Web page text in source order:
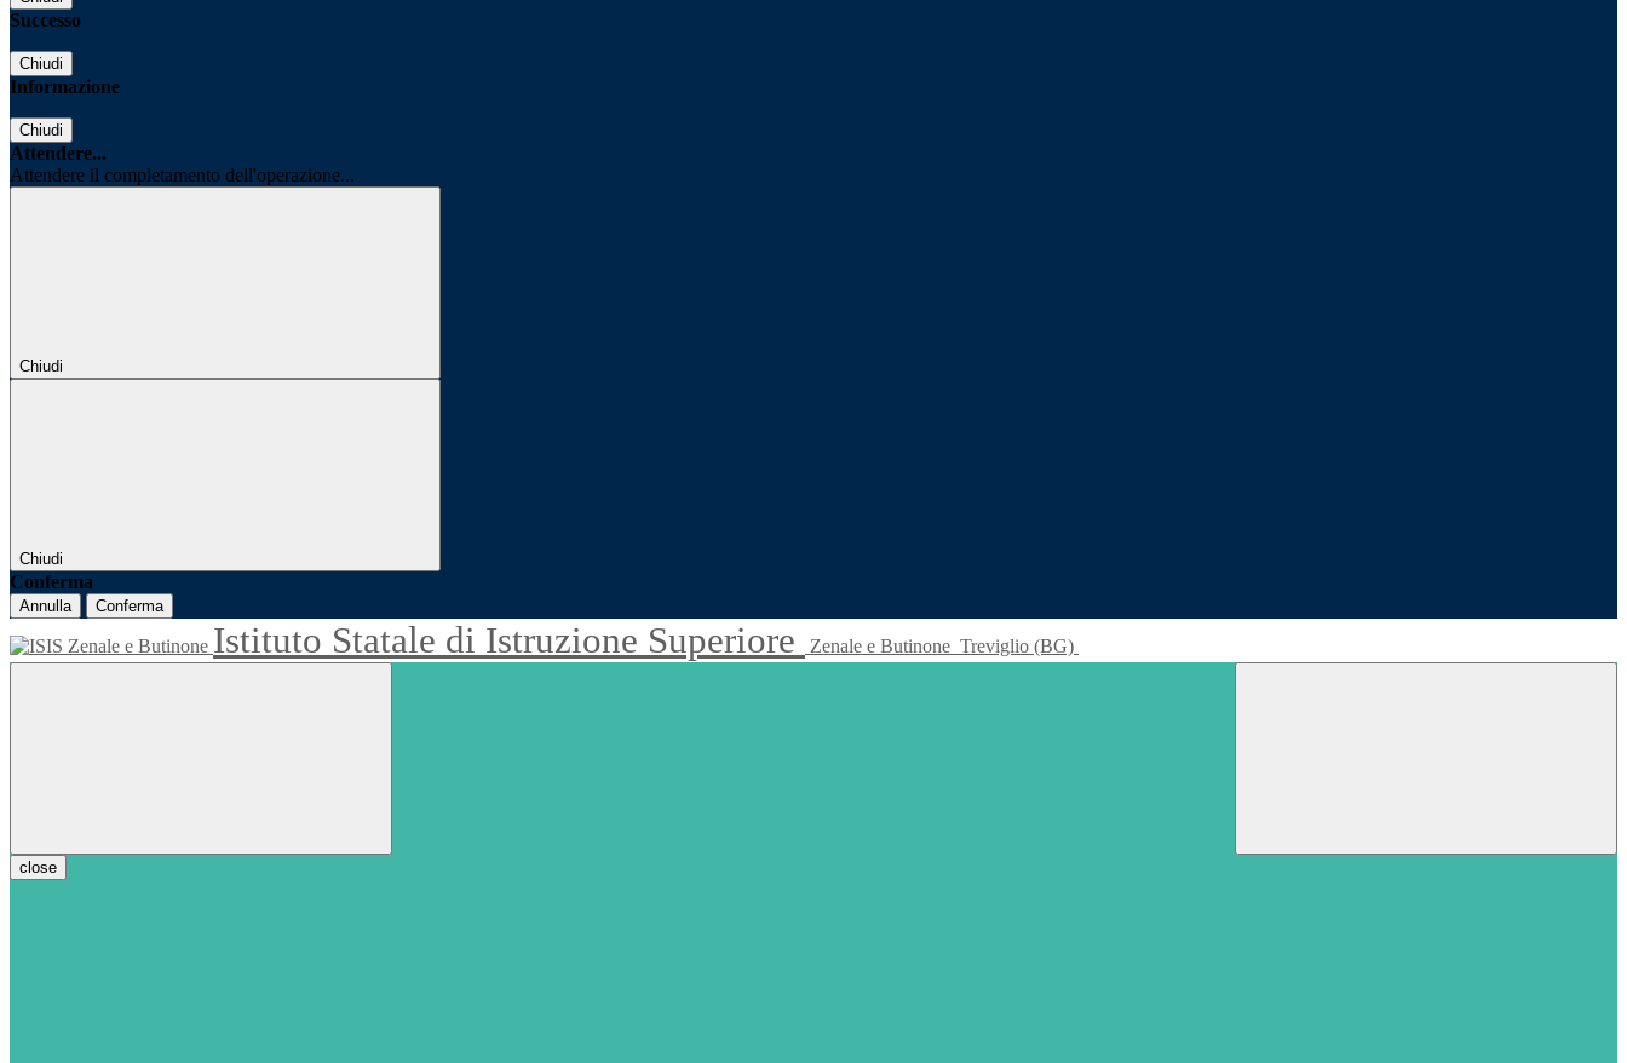
Successo
Chiudi
Informazione
Chiudi
Attendere...
Attendere il completamento dell'operazione...
Chiudi
Chiudi
Conferma
Annulla Conferma
Istituto Statale di Istruzione Superiore Zenale e Butinone Treviglio (BG)
close